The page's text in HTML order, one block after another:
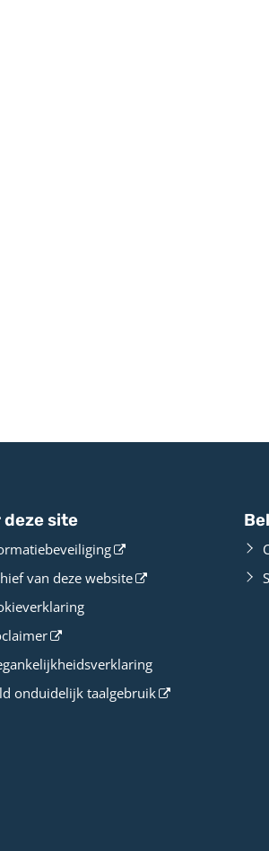
deze site
van deze website
onduidelijk taalgebruik